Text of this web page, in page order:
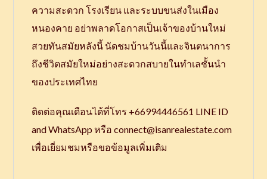
ความสะดวก โรงเรียน และระบบขนส่งในเมือง
หนองคาย อย่าพลาดโอกาสเป็นเจ้าของบ้านใหม่
สวยทันสมัยหลังนี้ นัดชมบ้านวันนี้และจินตนาการ
ถึงชีวิตสมัยใหม่อย่างสะดวกสบายในทำเลชั้นนำ
ของประเทศไทย
ติดต่อคุณเดือนได้ที่โทร +66994446561 LINE ID
and WhatsApp หรือ connect@isanrealestate.com
เพื่อเยี่ยมชมหรือขอข้อมูลเพิ่มเติม